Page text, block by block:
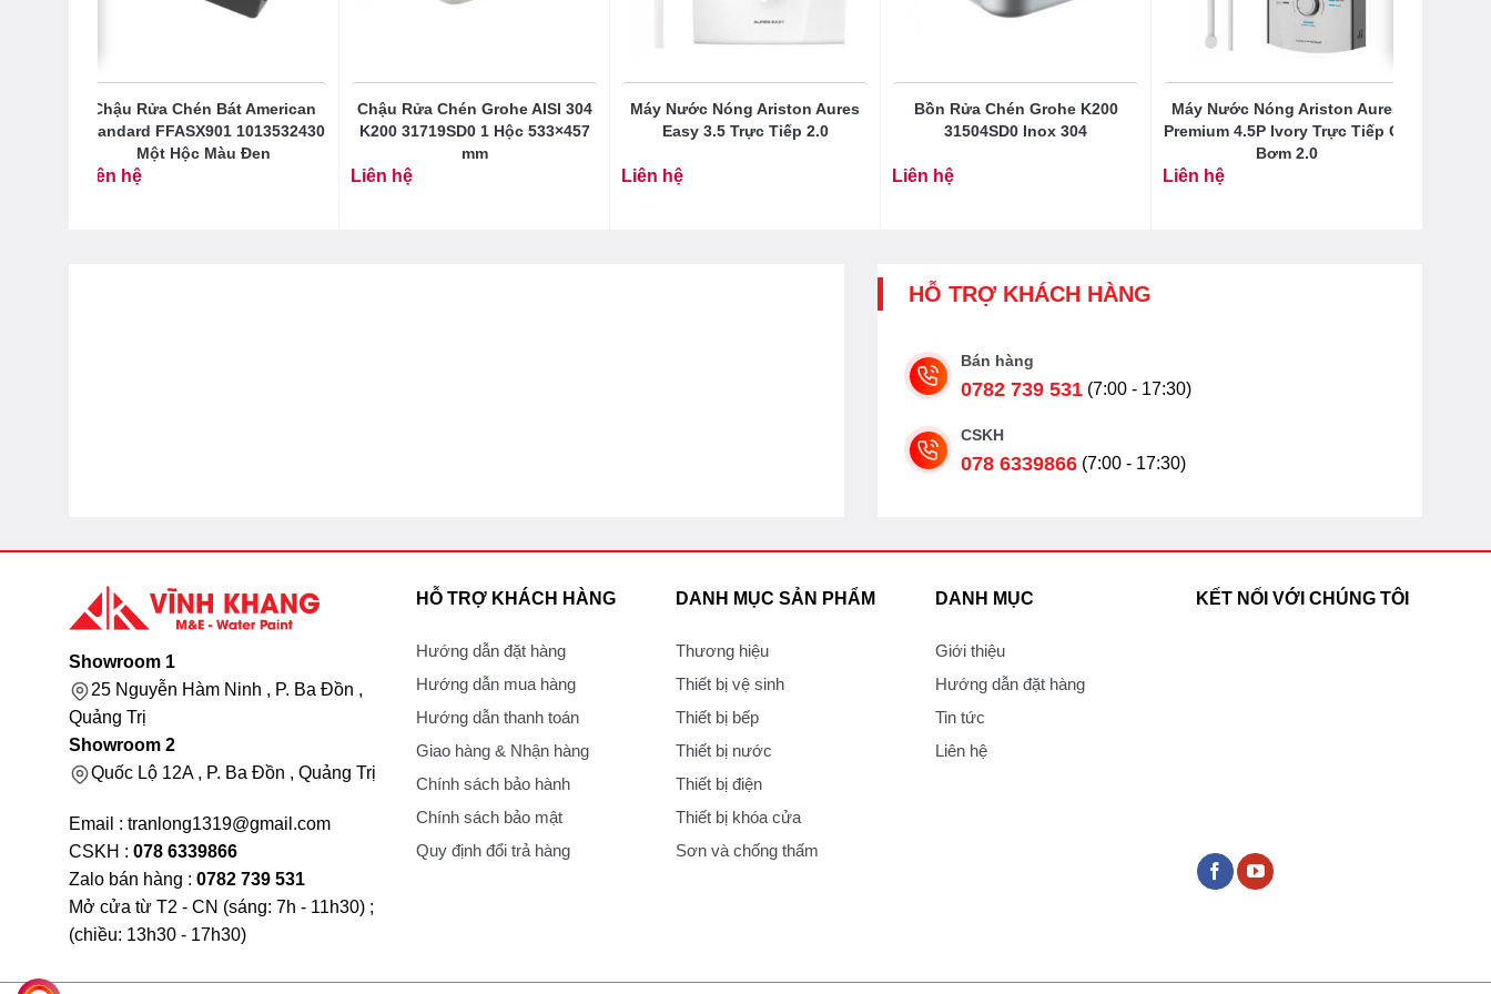
Chậu Rửa Chén Bát American
Standard FFASX901 1013532430
Một Hộc Màu Đen
Liên hệ
Chậu Rửa Chén Grohe AISI 304
K200 31719SD0 1 Hộc 533×457
mm
Liên hệ
Máy Nước Nóng Ariston Aures
Easy 3.5 Trực Tiếp 2.0
Liên hệ
Bồn Rửa Chén Grohe K200
31504SD0 Inox 304
Liên hệ
Máy Nước Nóng Ariston Aures
Premium 4.5P Ivory Trực Tiếp Có
Bơm 2.0
Liên hệ
HỖ TRỢ KHÁCH HÀNG
Bán hàng
0782 739 531 (7:00 - 17:30)
CSKH
078 6339866 (7:00 - 17:30)
Showroom 1
25 Nguyễn Hàm Ninh , P. Ba Đồn ,
Quảng Trị
Showroom 2
Quốc Lộ 12A , P. Ba Đồn , Quảng Trị
Email : tranlong1319@gmail.com
CSKH : 078 6339866
Zalo bán hàng : 0782 739 531
Mở cửa từ T2 - CN (sáng: 7h - 11h30) ;
(chiều: 13h30 - 17h30)
HỖ TRỢ KHÁCH HÀNG
Hướng dẫn đặt hàng
Hướng dẫn mua hàng
Hướng dẫn thanh toán
Giao hàng & Nhận hàng
Chính sách bảo hành
Chính sách bảo mật
Quy định đổi trả hàng
DANH MỤC SẢN PHẨM
Thương hiệu
Thiết bị vệ sinh
Thiết bị bếp
Thiết bị nước
Thiết bị điện
Thiết bị khóa cửa
Sơn và chống thấm
DANH MỤC
Giới thiệu
Hướng dẫn đặt hàng
Tin tức
Liên hệ
KẾT NỐI VỚI CHÚNG TÔI